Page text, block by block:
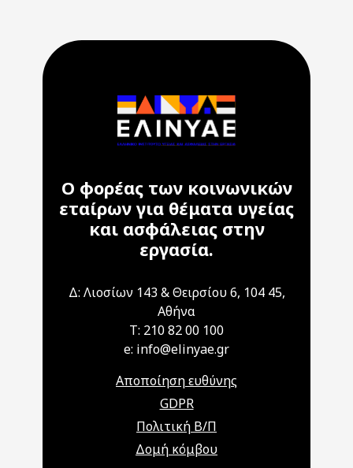
Ο φορέας των κοινωνικών
εταίρων για θέματα υγείας
και ασφάλειας στην
εργασία.
Δ: Λιοσίων 143 & Θειρσίου 6, 104 45,
Αθήνα
T: 210 82 00 100
e: info@elinyae.gr
Αποποίηση ευθύνης
GDPR
Πολιτική Β/Π
Δομή κόμβου